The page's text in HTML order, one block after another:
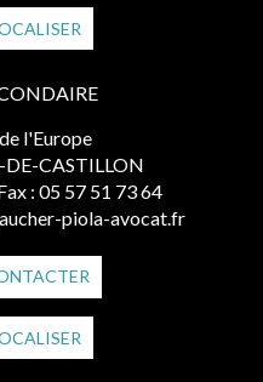
l'Europe
CASTILLON
: 05 57 51 73 64
piola-avocat.fr